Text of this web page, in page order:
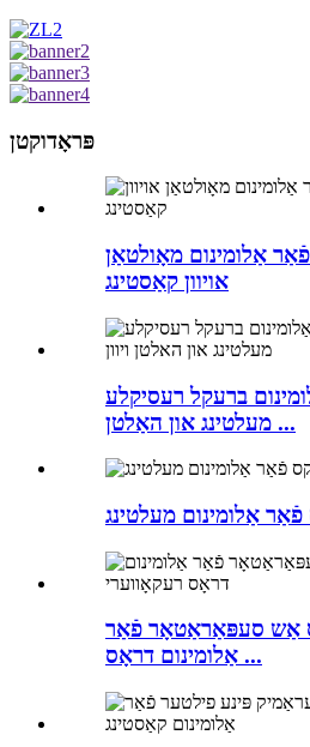
פּראָדוקטן
אַלומינום מאָולטאַן
אויוון קאַסטינג
ברעקל רעסיקלע
מעלטינג און האַלטן ...
פֿאַר אַלומינום מעלטינג
אַש סעפּאַראַטאָר פֿאַר
אַלומינום דראָס ...